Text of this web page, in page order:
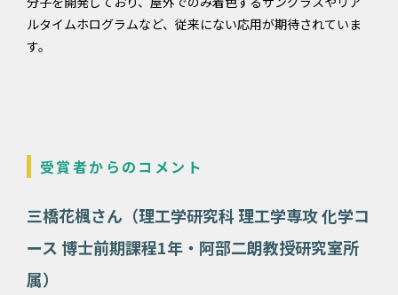
ルタイムホログラムなど、従来にない応用が期待されていま
す。
受賞者からのコメント
三橋花楓さん（理工学研究科 理工学専攻 化学コ
ース 博士前期課程1年・阿部二朗教授研究室所
属）